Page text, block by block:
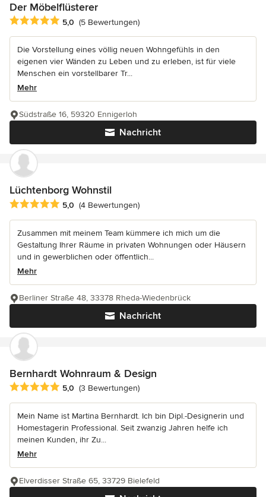
Der Möbelflüsterer
Durchschnittliche Bewertung: 5 von 5 Sternen
5,0 (5 Bewertungen)
Die Vorstellung eines völlig neuen Wohngefühls in den
eigenen vier Wänden zu Leben und zu erleben, ist für viele
Menschen ein vorstellbarer Tr...
Mehr
Nachricht
Südstraße 16, 59320 Ennigerloh
Lüchtenborg Wohnstil
Durchschnittliche Bewertung: 5 von 5 Sternen
5,0 (4 Bewertungen)
Zusammen mit meinem Team kümmere ich mich um die
Gestaltung Ihrer Räume in privaten Wohnungen oder Häusern
und in gewerblichen oder öffentlich...
Mehr
Nachricht
Berliner Straße 48, 33378 Rheda-Wiedenbrück
Bernhardt Wohnraum & Design
Durchschnittliche Bewertung: 5 von 5 Sternen
5,0 (3 Bewertungen)
Mein Name ist Martina Bernhardt. Ich bin Dipl.-Designerin und
Homestagerin Professional. Seit zwanzig Jahren helfe ich
meinen Kunden, ihr Zu...
Mehr
Elverdisser Straße 65, 33729 Bielefeld